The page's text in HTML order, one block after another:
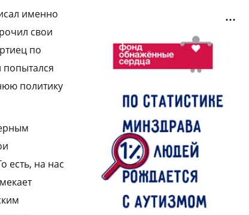
именно
свои
по
политику
есть, на нас